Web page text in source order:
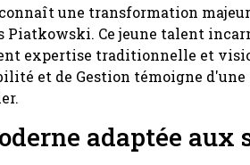
une transformation
Piatkowski. Ce jeune talent
expertise traditionnelle et
et de Gestion témoigne
adaptée aux